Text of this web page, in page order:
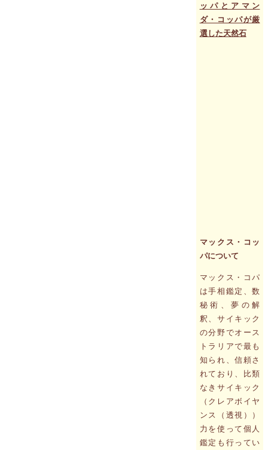
ッパとアマン
ダ・コッパが厳
選した天然石
マックス・コッ
パについて
マックス・コパ
は手相鑑定、数
秘術、夢の解
釈、サイキック
の分野でオース
トラリアで最も
知られ、信頼さ
れており、比類
なきサイキック
（クレアボイヤ
ンス（透視））
力を使って個人
鑑定も行ってい